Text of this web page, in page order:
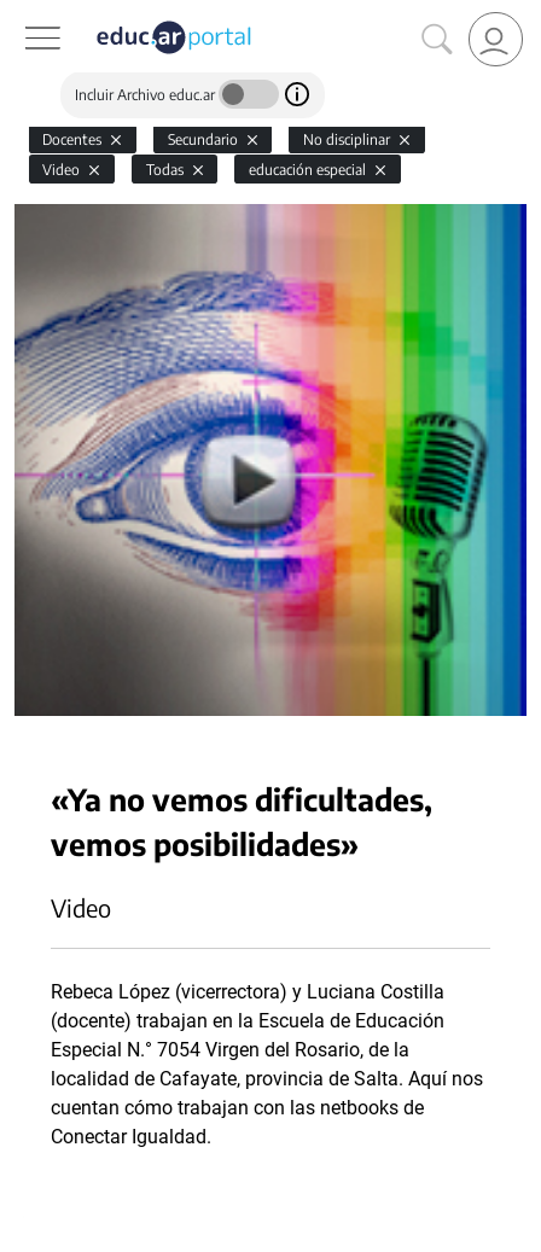
Incluir Archivo educ.ar
Docentes Secundario
No disciplinar
Video
Todas educación especial
«Ya no vemos dificultades,
vemos posibilidades»
Video
Rebeca López (vicerrectora) y Luciana Costilla
(docente) trabajan en la Escuela de Educación
Especial N.° 7054 Virgen del Rosario, de la
localidad de Cafayate, provincia de Salta. Aquí nos
cuentan cómo trabajan con las netbooks de
Conectar Igualdad.